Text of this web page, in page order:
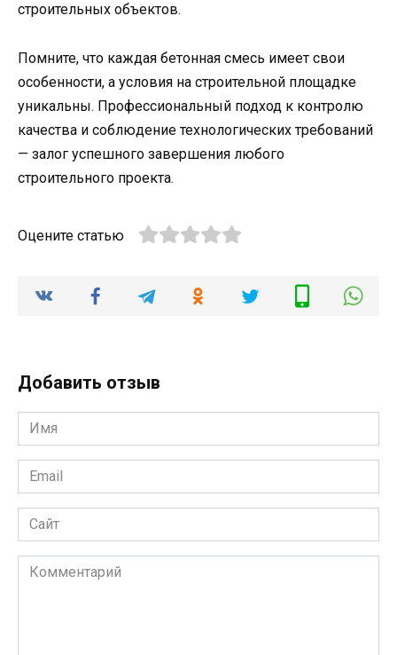
строительных объектов.
Помните, что каждая бетонная смесь имеет свои
особенности, а условия на строительной площадке
уникальны. Профессиональный подход к контролю
качества и соблюдение технологических требований
— залог успешного завершения любого
строительного проекта.
Оцените статью
Добавить отзыв
Имя
*
Email
*
Сайт
Комментарий